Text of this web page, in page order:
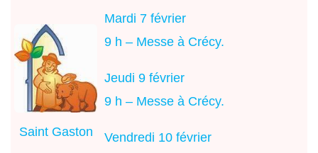
Saint Gaston
Mardi 7 février
9 h – Messe à Crécy.
Jeudi 9 février
9 h – Messe à Crécy.
Vendredi 10 février